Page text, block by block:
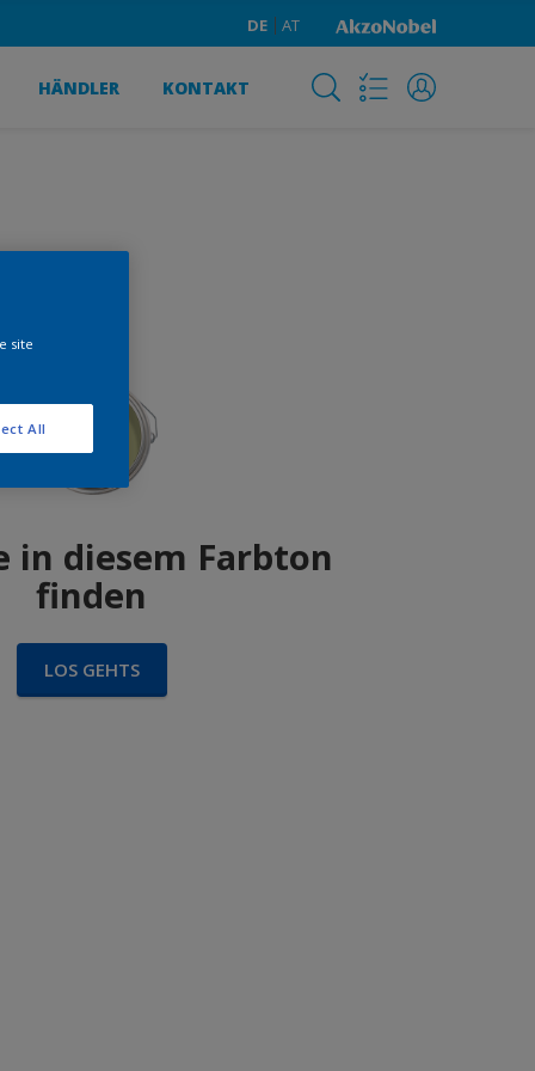
DE AT
HÄNDLER KONTAKT
in diesem Farbton
finden
LOS GEHTS
site
All